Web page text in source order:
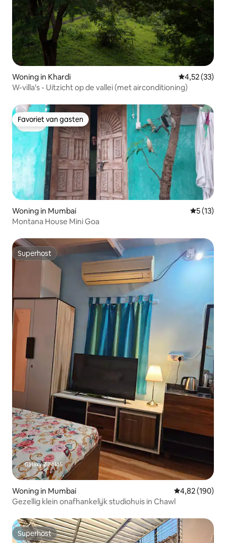
Woning in Khardi Gemiddelde
4,52 (33)
W-villa's - Uitzicht op de vallei (met airconditioning)
Favoriet van gasten
Favoriet van gasten
Woning in Mumbai
5 (13)
Montana House Mini Goa
Superhost
Superhost
Woning in Mumbai Gemiddelde
4,82 (190)
Gezellig klein onafhankelijk studiohuis in Chawl
Superhost
Superhost